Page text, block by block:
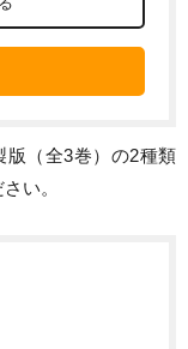
版（全3巻）の2種類
い。